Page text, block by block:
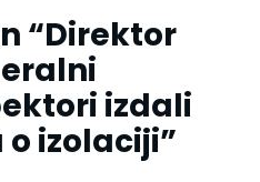
“Direktor
izdali
o izolaciji”